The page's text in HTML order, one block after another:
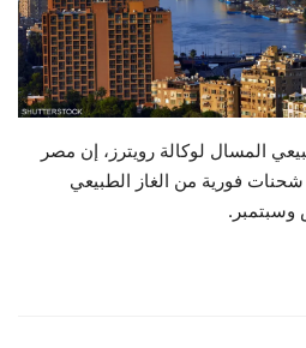
المسال لوكالة رويترز، إن مصر
فورية من الغاز الطبيعي